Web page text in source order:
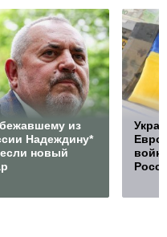
из
Надеждину*
новый